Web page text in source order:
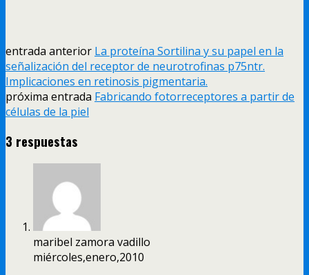
entrada anterior La proteí­na Sortilina y su papel en la
señalización del receptor de neurotrofinas p75ntr.
Implicaciones en retinosis pigmentaria.
próxima entrada Fabricando fotorreceptores a partir de
células de la piel
3 respuestas
maribel zamora vadillo
miércoles,enero,2010